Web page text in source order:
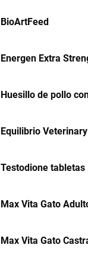
BioArtFeed
Energen Extra
Huesillo de pollo
Equilibrio
Testodione tabletas
Max Vita Gato
Max Vita Gato